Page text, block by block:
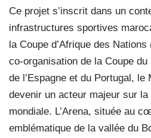
Ce projet s’inscrit dans un
infrastructures sportives
la Coupe d’Afrique des
co-organisation de la Coupe
de l’Espagne et du Portugal, le
devenir un acteur majeur sur
mondiale. L’Arena, située au
emblématique de la vallée du